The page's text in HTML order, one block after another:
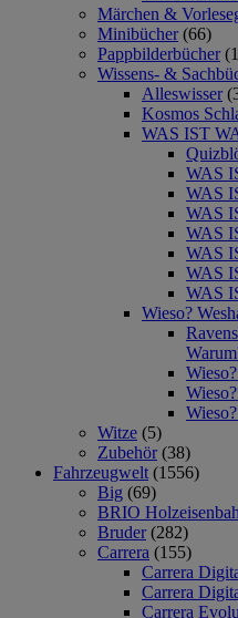
Märchen &
Minibücher (66)
Pappbilderbücher
Wissens- &
Alleswisser
Kosmos
WAS IST
WAS
WAS
WAS
WAS
WAS
WAS
WAS
Wieso?
Witze (5)
Zubehör (38)
Fahrzeugwelt (1556)
Big (69)
BRIO
Bruder (282)
Carrera (155)
Carrera
Carrera
Carrera